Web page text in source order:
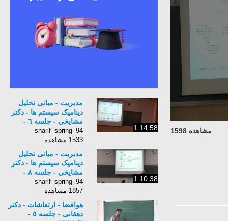
مشاهده 1598 1:14:58
مدیریت - مبانی تحلیل
دینامیک سیستم ها - دکتر
مشایخی - جلسه ٦ -
٩٣/١١/٢٨
sharif_spring_94
1533 مشاهده
1:10:38
مدیریت - مبانی تحلیل
دینامیک سیستم ها - دکتر
مشایخی - جلسه ٨ -
٩٣/١٢/٥
sharif_spring_94
1857 مشاهده
هوافضا - ارتعاشات - دکتر
دهقانی - جلسه ٥ -